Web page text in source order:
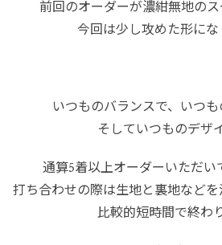
前回のオーダーが濃紺無地のス
今回は少し攻めた形にな
いつものバランスで、いつも
そしていつものデザ
通算5着以上オーダーいただい
打ち合わせの際は生地と裏地などを
比較的短時間で終わ